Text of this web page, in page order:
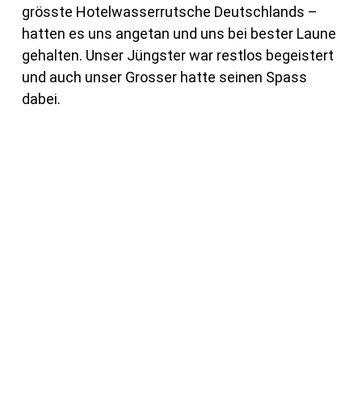
grösste Hotelwasserrutsche Deutschlands –
hatten es uns angetan und uns bei bester Laune
gehalten. Unser Jüngster war restlos begeistert
und auch unser Grosser hatte seinen Spass
dabei.